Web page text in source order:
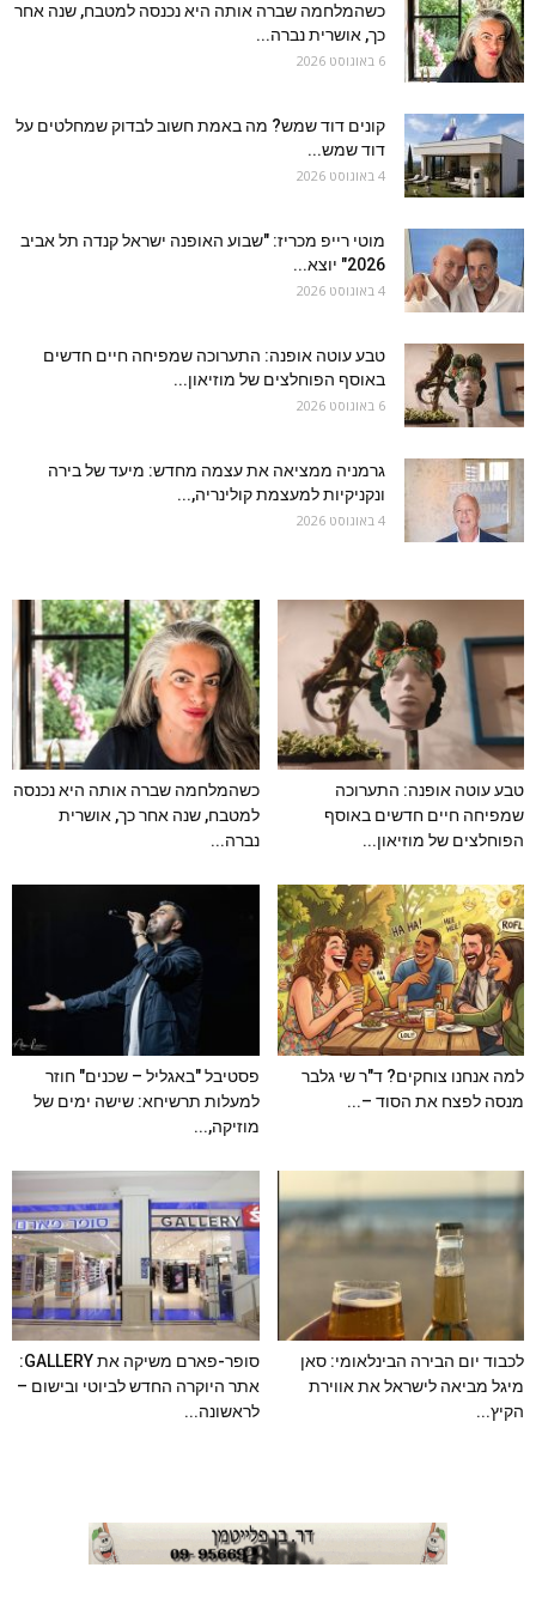
כשהמלחמה שברה אותה היא נכנסה למטבח, שנה אחר
כך, אושרית נברה...
6 באוגוסט 2026
קונים דוד שמש? מה באמת חשוב לבדוק שמחלטים על
דוד שמש...
4 באוגוסט 2026
מוטי רייפ מכריז: "שבוע האופנה ישראל קנדה תל אביב
2026" יוצא...
4 באוגוסט 2026
טבע עוטה אופנה: התערוכה שמפיחה חיים חדשים
באוסף הפוחלצים של מוזיאון...
6 באוגוסט 2026
גרמניה ממציאה את עצמה מחדש: מיעד של בירה
ונקניקיות למעצמת קולינריה,...
4 באוגוסט 2026
טבע עוטה אופנה: התערוכה
שמפיחה חיים חדשים באוסף
הפוחלצים של מוזיאון...
כשהמלחמה שברה אותה היא נכנסה
למטבח, שנה אחר כך, אושרית
נברה...
למה אנחנו צוחקים? ד"ר שי גלבר
מנסה לפצח את הסוד –...
פסטיבל "באגליל – שכנים" חוזר
למעלות תרשיחא: שישה ימים של
מוזיקה,...
לכבוד יום הבירה הבינלאומי: סאן
מיגל מביאה לישראל את אווירת
הקיץ...
סופר-פארם משיקה את GALLERY:
אתר היוקרה החדש לביוטי ובישום –
לראשונה...